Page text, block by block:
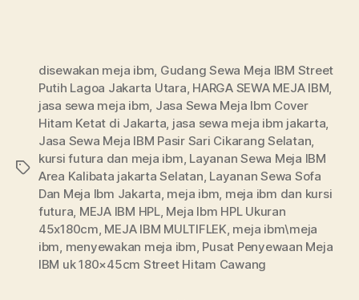
Tags
disewakan meja ibm, Gudang Sewa Meja IBM Street
Putih Lagoa Jakarta Utara, HARGA SEWA MEJA IBM,
jasa sewa meja ibm, Jasa Sewa Meja Ibm Cover
Hitam Ketat di Jakarta, jasa sewa meja ibm jakarta,
Jasa Sewa Meja IBM Pasir Sari Cikarang Selatan,
kursi futura dan meja ibm, Layanan Sewa Meja IBM
Area Kalibata jakarta Selatan, Layanan Sewa Sofa
Dan Meja Ibm Jakarta, meja ibm, meja ibm dan kursi
futura, MEJA IBM HPL, Meja Ibm HPL Ukuran
45x180cm, MEJA IBM MULTIFLEK, meja ibm\meja
ibm, menyewakan meja ibm, Pusat Penyewaan Meja
IBM uk 180×45cm Street Hitam Cawang